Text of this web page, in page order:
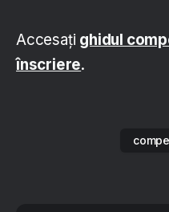
Accesați ghidul
înscriere.